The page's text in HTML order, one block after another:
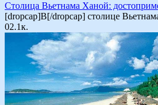
Столица Вьетнама Ханой:
[dropcap]В[/dropcap] столице
02.1к.